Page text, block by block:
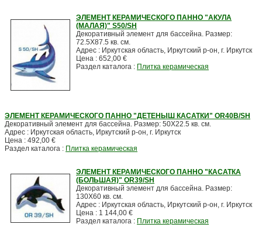
ЭЛЕМЕНТ КЕРАМИЧЕСКОГО ПАННО "АКУЛА
(МАЛАЯ)" S50/SH
Декоративный элемент для бассейна. Размер:
72.5X87.5 кв. см.
Адрес : Иркутская область, Иркутский р-он, г. Иркутск
Цена : 652,00 €
Раздел каталога : Плитка керамическая
ЭЛЕМЕНТ КЕРАМИЧЕСКОГО ПАННО "ДЕТЕНЫШ КАСАТКИ" OR40B/SH
Декоративный элемент для бассейна. Размер: 50X22.5 кв. см.
Адрес : Иркутская область, Иркутский р-он, г. Иркутск
Цена : 492,00 €
Раздел каталога : Плитка керамическая
ЭЛЕМЕНТ КЕРАМИЧЕСКОГО ПАННО "КАСАТКА
(БОЛЬШАЯ)" OR39/SH
Декоративный элемент для бассейна. Размер:
130X60 кв. см.
Адрес : Иркутская область, Иркутский р-он, г. Иркутск
Цена : 1 144,00 €
Раздел каталога : Плитка керамическая